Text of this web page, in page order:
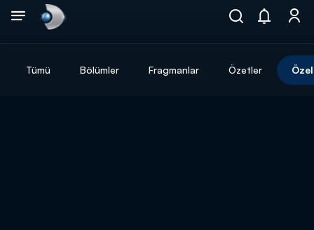
Tümü Bölümler Fragmanlar Özetler